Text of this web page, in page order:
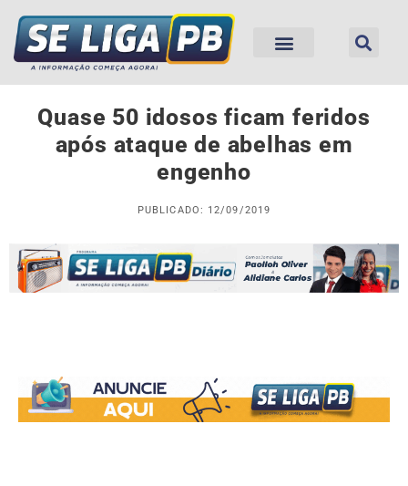
Quase 50 idosos ficam feridos
após ataque de abelhas em
engenho
PUBLICADO: 12/09/2019